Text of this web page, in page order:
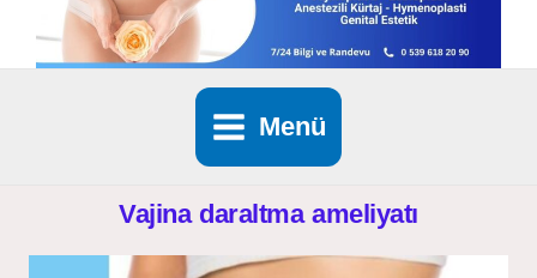
Menü
Vajina daraltma ameliyatı